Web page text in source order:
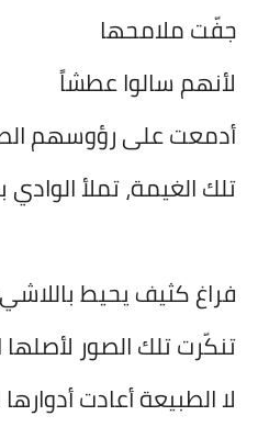
جفّت ملامحها
لأنهم سالوا عطشاً
أدمعت على رؤوسهم
تلك الغيمة، تملأ الوادي
فراغ كثيف يحيط
تنكّرت تلك الصور
لا الطبيعة أعادت